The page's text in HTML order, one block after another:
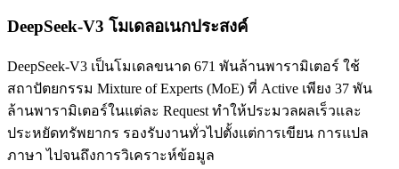
DeepSeek-V3 โมเดลอเนกประสงค์
DeepSeek-V3 เป็นโมเดลขนาด 671 พันล้านพารามิเตอร์ ใช้
สถาปัตยกรรม Mixture of Experts (MoE) ที่ Active เพียง 37 พัน
ล้านพารามิเตอร์ในแต่ละ Request ทำให้ประมวลผลเร็วและ
ประหยัดทรัพยากร รองรับงานทั่วไปตั้งแต่การเขียน การแปล
ภาษา ไปจนถึงการวิเคราะห์ข้อมูล